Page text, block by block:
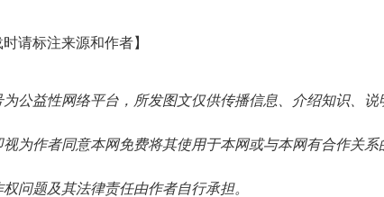
请标注来源和作者】
公益性网络平台，所发图文仅供传播信息、介绍知识、
为作者同意本网免费将其使用于本网或与本网有合作关
问题及其法律责任由作者自行承担。